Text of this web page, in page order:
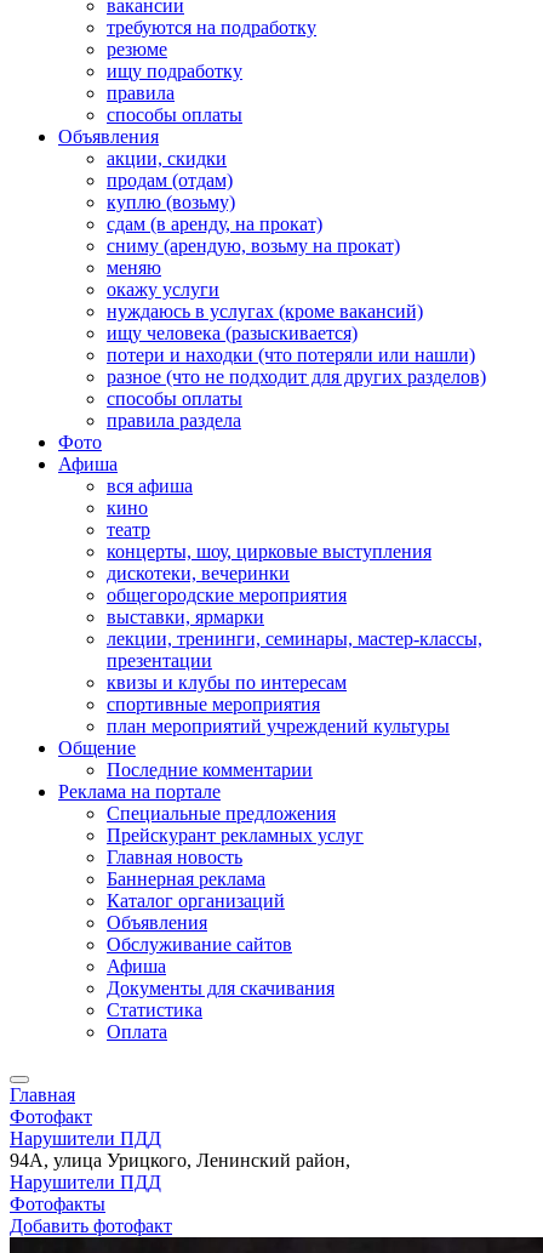
вакансии
требуются на подработку
резюме
ищу подработку
правила
способы оплаты
Объявления
акции, скидки
продам (отдам)
куплю (возьму)
сдам (в аренду, на прокат)
сниму (арендую, возьму на прокат)
меняю
окажу услуги
нуждаюсь в услугах (кроме вакансий)
ищу человека (разыскивается)
потери и находки (что потеряли или нашли)
разное (что не подходит для других разделов)
способы оплаты
правила раздела
Фото
Афиша
вся афиша
кино
театр
концерты, шоу, цирковые выступления
дискотеки, вечеринки
общегородские мероприятия
выставки, ярмарки
лекции, тренинги, семинары, мастер-классы,
презентации
квизы и клубы по интересам
спортивные мероприятия
план мероприятий учреждений культуры
Общение
Последние комментарии
Реклама на портале
Специальные предложения
Прейскурант рекламных услуг
Главная новость
Баннерная реклама
Каталог организаций
Объявления
Обслуживание сайтов
Афиша
Документы для скачивания
Статистика
Оплата
Главная
Фотофакт
Нарушители ПДД
94А, улица Урицкого, Ленинский район,
Нарушители ПДД
Фотофакты
Добавить фотофакт